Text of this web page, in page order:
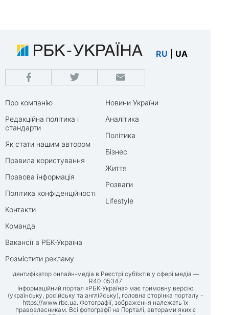
RU UA
Про компанію
Редакційна політика і
стандарти
Як стати нашим автором
Правила користування
Правова інформація
Політика конфіденційності
Контакти
Команда
Вакансії в РБК-Україна
Розмістити рекламу
Новини України
Аналітика
Політика
Бізнес
Життя
Розваги
Lifestyle
Ідентифікатор онлайн-медіа в Реєстрі суб’єктів у сфері медіа —
R40-05347
Інформаційний портал «РБК-Україна» має тримовну версію
(українську, російську та англійську), головна сторінка порталу -
https://www.rbc.ua . Фотографії, зображення належать їх
правовласникам. Всі фотографії на Порталі, авторами яких є